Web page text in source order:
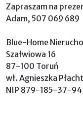
Zapraszam na
Adam, 507 069 689
Blue-Home
Szałwiowa 16
87-100 Toruń
wł. Agnieszka
NIP 879-185-37-94